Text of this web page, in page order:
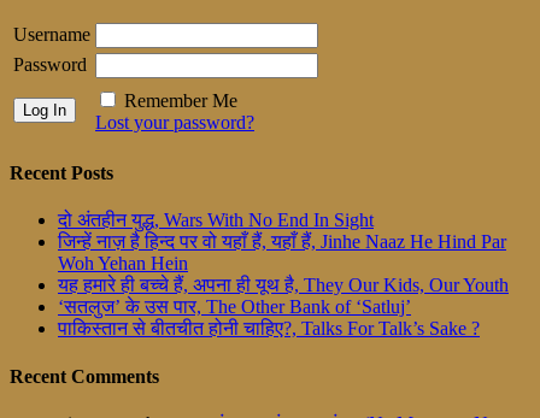
Username
Password
Remember Me
Lost your password?
Recent Posts
दो अंतहीन युद्ध, Wars With No End In Sight
जिन्हें नाज़ है हिन्द पर वो यहाँ हैं, यहाँ हैं, Jinhe Naaz He Hind Par
Woh Yehan Hein
यह हमारे ही बच्चे हैं, अपना ही यूथ है, They Our Kids, Our Youth
‘सतलुज’ के उस पार, The Other Bank of ‘Satluj’
पाकिस्तान से बीतचीत होनी चाहिए?, Talks For Talk’s Sake ?
Recent Comments